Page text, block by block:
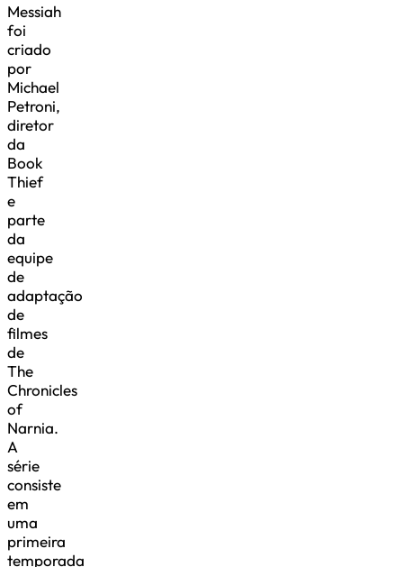
Messiah
foi
criado
por
Michael
Petroni,
diretor
da
Book
Thief
e
parte
da
equipe
de
adaptação
de
filmes
de
The
Chronicles
of
Narnia.
A
série
consiste
em
uma
primeira
temporada